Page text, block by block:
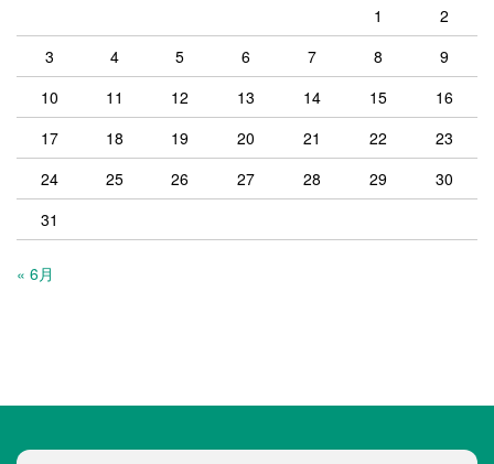
1
2
3
4 5 6 7 8
9
10
11 12 13 14 15
16
17
18 19 20 21 22
23
24
25 26 27 28 29
30
31
« 6月